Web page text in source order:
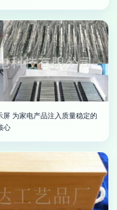
为家电产品注入质量稳定的
心